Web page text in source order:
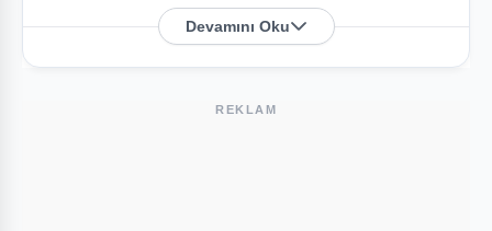
CarrefourSA Trabzon Kalkınma Mini
özel en güncel indirim broşürlerini ve aktüel ürün
fırsatlarını bu sayfada derledik.
CarrefourSA Trabzon Kalkınma Mini
Devamını Oku
REKLAM